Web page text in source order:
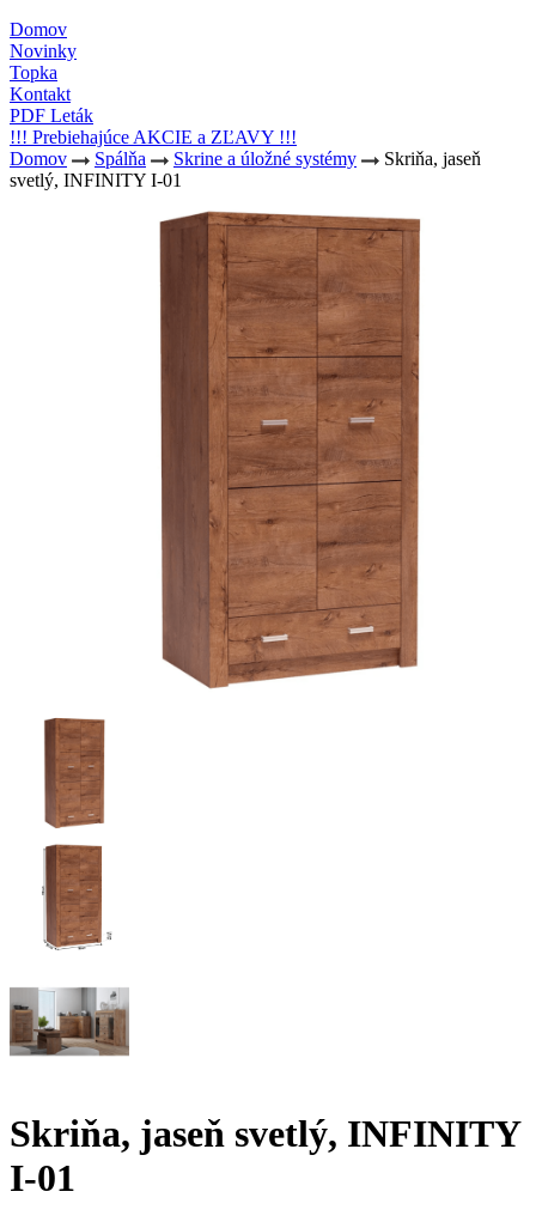
Domov
Novinky
Topka
Kontakt
PDF Leták
!!! Prebiehajúce AKCIE a ZĽAVY !!!
Domov
Spálňa Skrine a úložné systémy
Skriňa, jaseň
svetlý, INFINITY I-01
Skriňa, jaseň svetlý, INFINITY
I-01